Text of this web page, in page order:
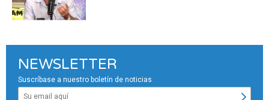
NEWSLETTER
Suscríbase a nuestro boletín de noticias